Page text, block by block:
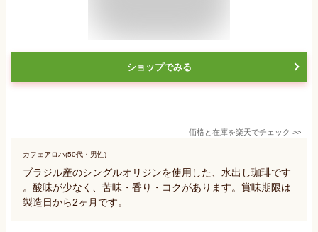
ショップでみる
価格と在庫を楽天でチェック >>
カフェアロハ(50代・男性)
ブラジル産のシングルオリジンを使用した、水出し珈琲です
。酸味が少なく、苦味・香り・コクがあります。賞味期限は
製造日から2ヶ月です。